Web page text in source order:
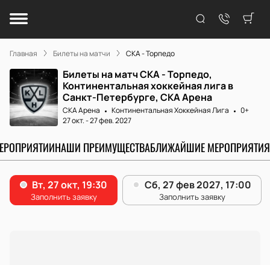
Главная Билеты на матчи СКА - Торпедо
Билеты на матч СКА - Торпедо,
Континентальная хоккейная лига в
Санкт-Петербурге, СКА Арена
СКА Арена Континентальная Хоккейная Лига
0+
27 окт.-27 фев. 2027
НАШИ ПРЕИМУЩЕСТВАБЛИЖАЙШИЕ МЕРОПРИЯТИЯ